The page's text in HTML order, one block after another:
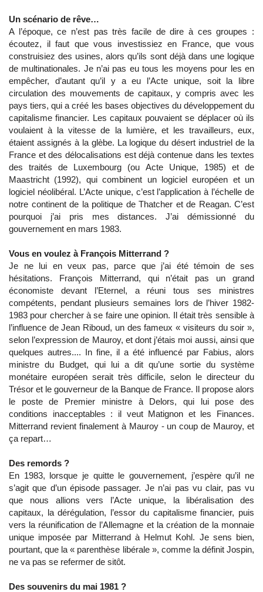
Un scénario de rêve…
A l’époque, ce n’est pas très facile de dire à ces groupes :
écoutez, il faut que vous investissiez en France, que vous
construisiez des usines, alors qu’ils sont déjà dans une logique
de multinationales. Je n’ai pas eu tous les moyens pour les en
empêcher, d’autant qu’il y a eu l’Acte unique, soit la libre
circulation des mouvements de capitaux, y compris avec les
pays tiers, qui a créé les bases objectives du développement du
capitalisme financier. Les capitaux pouvaient se déplacer où ils
voulaient à la vitesse de la lumière, et les travailleurs, eux,
étaient assignés à la glèbe. La logique du désert industriel de la
France et des délocalisations est déjà contenue dans les textes
des traités de Luxembourg (ou Acte Unique, 1985) et de
Maastricht (1992), qui combinent un logiciel européen et un
logiciel néolibéral. L’Acte unique, c’est l’application à l’échelle de
notre continent de la politique de Thatcher et de Reagan. C’est
pourquoi j’ai pris mes distances. J’ai démissionné du
gouvernement en mars 1983.
Vous en voulez à François Mitterrand ?
Je ne lui en veux pas, parce que j’ai été témoin de ses
hésitations. François Mitterrand, qui n’était pas un grand
économiste devant l’Eternel, a réuni tous ses ministres
compétents, pendant plusieurs semaines lors de l’hiver 1982-
1983 pour chercher à se faire une opinion. Il était très sensible à
l’influence de Jean Riboud, un des fameux « visiteurs du soir »,
selon l’expression de Mauroy, et dont j’étais moi aussi, ainsi que
quelques autres.... In fine, il a été influencé par Fabius, alors
ministre du Budget, qui lui a dit qu’une sortie du système
monétaire européen serait très difficile, selon le directeur du
Trésor et le gouverneur de la Banque de France. Il propose alors
le poste de Premier ministre à Delors, qui lui pose des
conditions inacceptables : il veut Matignon et les Finances.
Mitterrand revient finalement à Mauroy - un coup de Mauroy, et
ça repart…
Des remords ?
En 1983, lorsque je quitte le gouvernement, j’espère qu’il ne
s’agit que d’un épisode passager. Je n’ai pas vu clair, pas vu
que nous allions vers l’Acte unique, la libéralisation des
capitaux, la dérégulation, l’essor du capitalisme financier, puis
vers la réunification de l’Allemagne et la création de la monnaie
unique imposée par Mitterrand à Helmut Kohl. Je sens bien,
pourtant, que la « parenthèse libérale », comme la définit Jospin,
ne va pas se refermer de sitôt.
Des souvenirs du mai 1981 ?